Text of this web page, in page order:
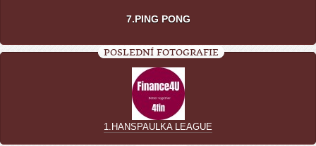
7.PING PONG
POSLEDNÍ FOTOGRAFIE
1.HANSPAULKA LEAGUE